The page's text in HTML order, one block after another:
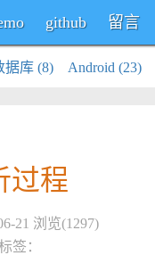
github 留言
据库 (8) Android (23)
过程
21 浏览(1297)
签：